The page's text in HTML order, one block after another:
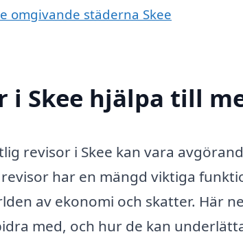
omgivande städerna Skee
i Skee hjälpa till
revisor i Skee kan vara
har en mängd viktiga
av ekonomi och skatter. Här
med, och hur de kan